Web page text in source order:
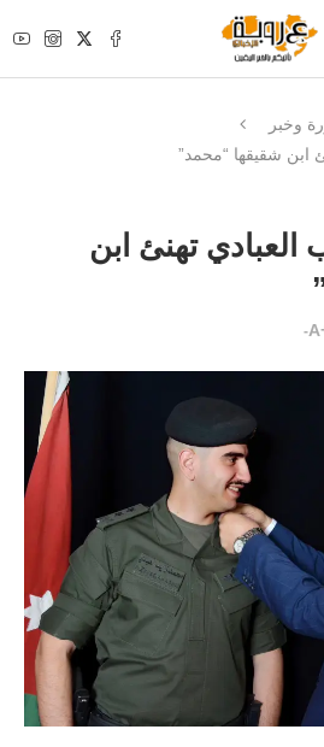
وخبر
ابن شقيقها “محمد”
العبادي تهنئ ابن